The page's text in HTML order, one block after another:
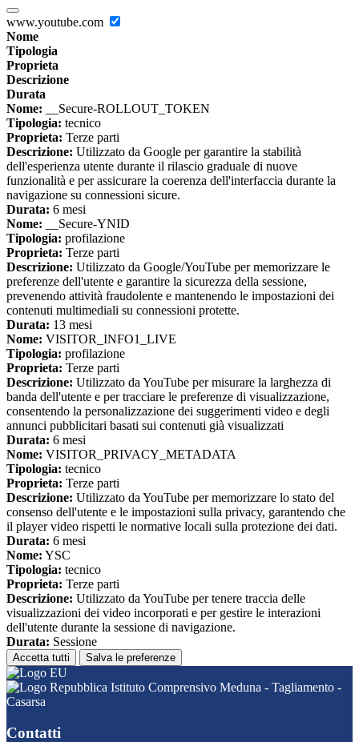
www.youtube.com
Nome
Tipologia
Proprieta
Descrizione
Durata
Nome: __Secure-ROLLOUT_TOKEN
Tipologia: tecnico
Proprieta: Terze parti
Descrizione: Utilizzato da Google per garantire la stabilità
dell'esperienza utente durante il rilascio graduale di nuove
funzionalità e per assicurare la coerenza dell'interfaccia durante la
navigazione su connessioni sicure.
Durata: 6 mesi
Nome: __Secure-YNID
Tipologia: profilazione
Proprieta: Terze parti
Descrizione: Utilizzato da Google/YouTube per memorizzare le
preferenze dell'utente e garantire la sicurezza della sessione,
prevenendo attività fraudolente e mantenendo le impostazioni dei
contenuti multimediali su connessioni protette.
Durata: 13 mesi
Nome: VISITOR_INFO1_LIVE
Tipologia: profilazione
Proprieta: Terze parti
Descrizione: Utilizzato da YouTube per misurare la larghezza di
banda dell'utente e per tracciare le preferenze di visualizzazione,
consentendo la personalizzazione dei suggerimenti video e degli
annunci pubblicitari basati sui contenuti già visualizzati
Durata: 6 mesi
Nome: VISITOR_PRIVACY_METADATA
Tipologia: tecnico
Proprieta: Terze parti
Descrizione: Utilizzato da YouTube per memorizzare lo stato del
consenso dell'utente e le impostazioni sulla privacy, garantendo che
il player video rispetti le normative locali sulla protezione dei dati.
Durata: 6 mesi
Nome: YSC
Tipologia: tecnico
Proprieta: Terze parti
Descrizione: Utilizzato da YouTube per tenere traccia delle
visualizzazioni dei video incorporati e per gestire le interazioni
dell'utente durante la sessione di navigazione.
Durata: Sessione
Accetta tutti Salva le preferenze
Istituto Comprensivo Meduna - Tagliamento -
Casarsa
Contatti